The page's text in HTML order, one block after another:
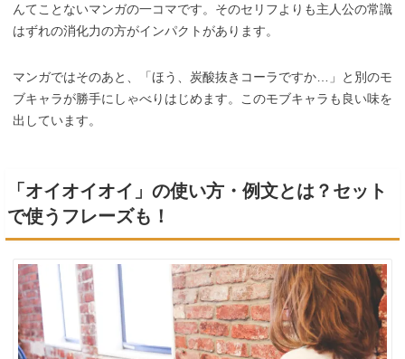
んてことないマンガの一コマです。そのセリフよりも主人公の常識
はずれの消化力の方がインパクトがあります。
マンガではそのあと、「ほう、炭酸抜きコーラですか…」と別のモ
ブキャラが勝手にしゃべりはじめます。このモブキャラも良い味を
出しています。
「オイオイオイ」の使い方・例文とは？セット
で使うフレーズも！